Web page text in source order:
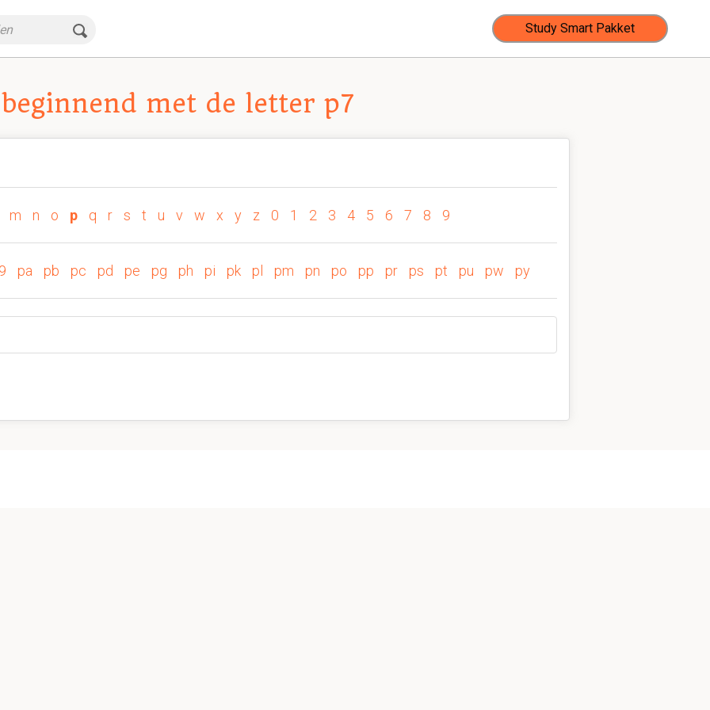
Study Smart Pakket
met de letter p7
m n o p q r s t u v w x y z 0 1 2 3 4 5 6 7 8 9
pa pb pc pd pe pg ph pi pk pl pm pn po pp pr ps pt pu pw py